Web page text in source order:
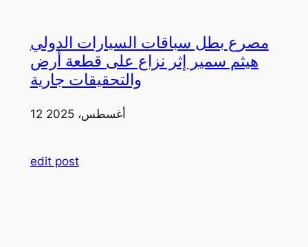
مصرع بطل سباقات السيارات الدولي
هيثم سمير إثر نزاع على قطعة أرض
والتحقيقات جارية
12 أغسطس، 2025
edit post